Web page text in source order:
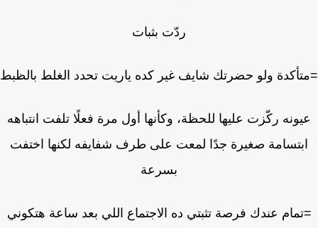
ردّت بثبات
ولو حضرتك شايف غير كده ياريت تحدد الغلط بالظبط
ركّزت عليها للحظة، وكأنها أول مرة فعلًا تلفت انتباهه
صغيرة جدًا لمعت على طرف شفايفه لكنها اختفت
بسرعة
عندك فرصة تثبتي ده الاجتماع اللي بعد ساعة هتكوني